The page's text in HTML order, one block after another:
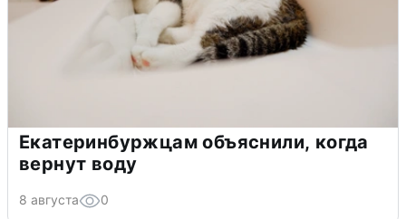
Екатеринбуржцам объяснили, когда
вернут воду
8 августа 0